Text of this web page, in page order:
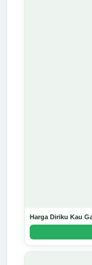
Harga Diriku Kau